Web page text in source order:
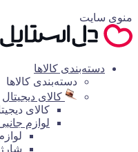
منوی سایت
دسته‌بندی کالاها
دسته‌بندی کالاها
کالای دیجیتال
کالای
لوازم